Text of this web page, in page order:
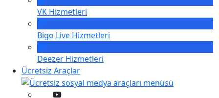
VK Hizmetleri
Bigo Live Hizmetleri
Deezer Hizmetleri
Ücretsiz Araçlar